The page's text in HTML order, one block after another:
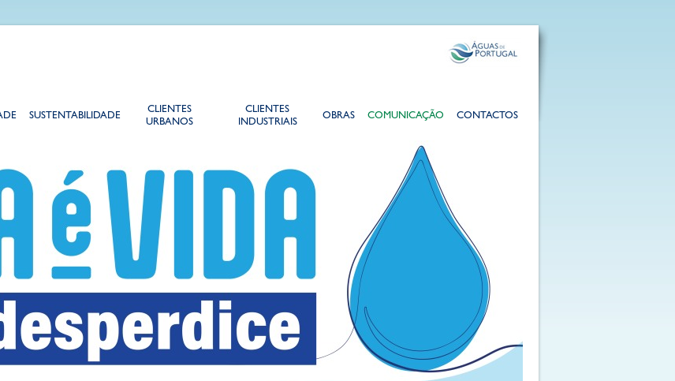
SUSTENTABILIDADE
CLIENTES
URBANOS
CLIENTES
INDUSTRIAIS
OBRAS COMUNICAÇÃO CONTACTOS